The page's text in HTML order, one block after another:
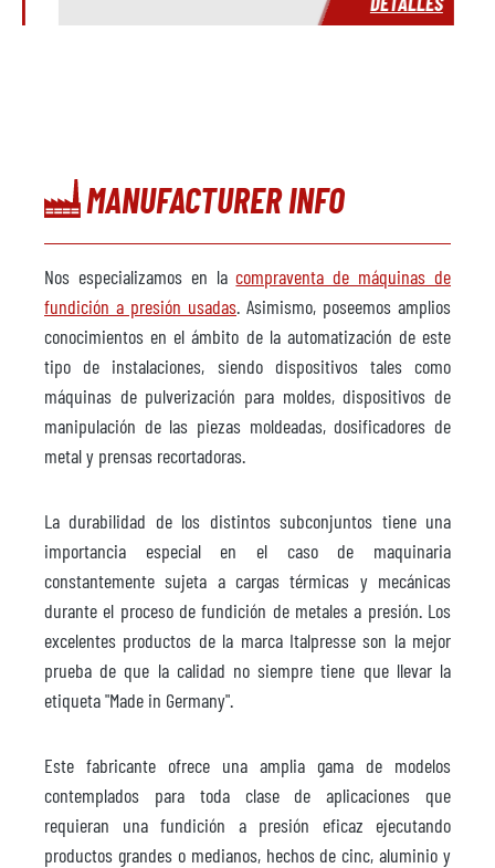
MANUFACTURER INFO
Nos especializamos en la compraventa de máquinas de
fundición a presión usadas. Asimismo, poseemos amplios
conocimientos en el ámbito de la automatización de este
tipo de instalaciones, siendo dispositivos tales como
máquinas de pulverización para moldes, dispositivos de
manipulación de las piezas moldeadas, dosificadores de
metal y prensas recortadoras.
La durabilidad de los distintos subconjuntos tiene una
importancia especial en el caso de maquinaria
constantemente sujeta a cargas térmicas y mecánicas
durante el proceso de fundición de metales a presión. Los
excelentes productos de la marca Italpresse son la mejor
prueba de que la calidad no siempre tiene que llevar la
etiqueta "Made in Germany".
Este fabricante ofrece una amplia gama de modelos
contemplados para toda clase de aplicaciones que
requieran una fundición a presión eficaz ejecutando
productos grandes o medianos, hechos de cinc, aluminio y